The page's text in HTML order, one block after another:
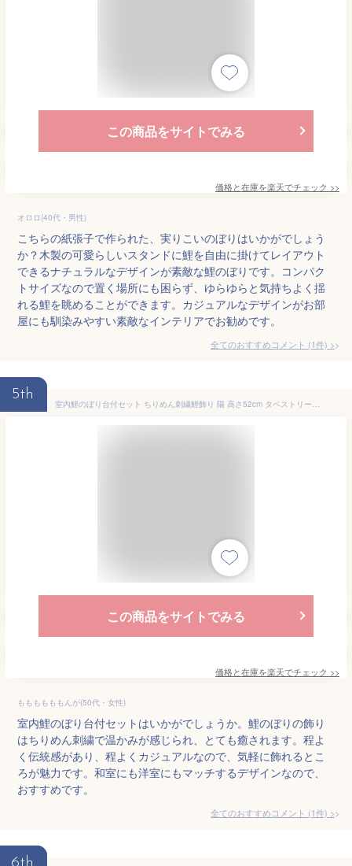
この商品をサイトでみる
価格と在庫を楽天でチェック >>
オロロ(40代・男性)
こちらの紙張子で作られた、実りこいのぼりはいかがでしょう
か？木製の可愛らしいスタンドに鯉を自由に掛けてレイアウト
できるナチュラルなデザインが素敵な鯉のぼりです。コンパク
トサイズなので置く場所にも困らず、ゆらゆらと気持ちよく揺
れる鯉を眺めることができます。カジュアルなデザインがお部
屋にも馴染みやすい素敵なインテリアでお勧めです。
全てのおすすめコメント (1件) >
5th
室内鯉のぼり台付セット ちりめん刺繍鯉飾り 陽 高さ52cm タペストリー付【鯉のぼり 吊るし】【こいのぼり つるし】【室内用こいのぼり】【こいのぼり 室内】【smtb-KD】【楽ギフ_包装】【楽ギフ_のし】【楽ギフ_のし宛書】
この商品をサイトでみる
価格と在庫を楽天でチェック >>
ももももももんが(50代・女性)
室内鯉のぼり台付セットはいかがでしょうか。鯉のぼりの飾り
はちりめん刺繍で温かみが感じられ、とても癒されます。程よ
く伝統感があり、程よくカジュアルなので、気軽に飾れるとこ
ろが魅力です。和室にも洋室にもマッチするデザインなので、
おすすめです。
全てのおすすめコメント (1件) >